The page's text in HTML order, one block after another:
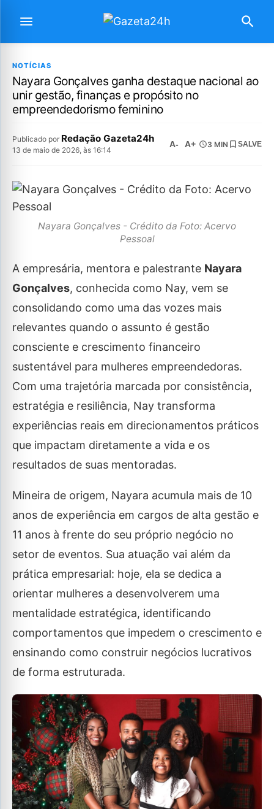
NOTÍCIAS
Nayara Gonçalves ganha destaque nacional ao
unir gestão, finanças e propósito no
empreendedorismo feminino
Publicado por Redação Gazeta24h
13 de maio de 2026, às 16:14
A- A+ 3 MIN SALVE
Nayara Gonçalves - Crédito da Foto: Acervo
Pessoal
A empresária, mentora e palestrante Nayara
Gonçalves, conhecida como Nay, vem se
consolidando como uma das vozes mais
relevantes quando o assunto é gestão
consciente e crescimento financeiro
sustentável para mulheres empreendedoras.
Com uma trajetória marcada por consistência,
estratégia e resiliência, Nay transforma
experiências reais em direcionamentos práticos
que impactam diretamente a vida e os
resultados de suas mentoradas.
Mineira de origem, Nayara acumula mais de 10
anos de experiência em cargos de alta gestão e
11 anos à frente do seu próprio negócio no
setor de eventos. Sua atuação vai além da
prática empresarial: hoje, ela se dedica a
orientar mulheres a desenvolverem uma
mentalidade estratégica, identificando
comportamentos que impedem o crescimento e
ensinando como construir negócios lucrativos
de forma estruturada.